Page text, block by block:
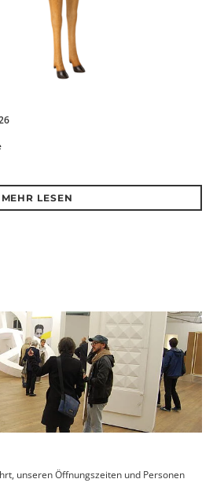
MEHR LESEN
unseren Öffnungszeiten und Personen